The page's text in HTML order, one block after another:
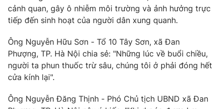
cảnh quan, gây ô nhiễm môi trường và ảnh hưởng trực
tiếp đến sinh hoạt của người dân xung quanh.
Ông Nguyễn Hữu Sơn - Tổ 10 Tây Sơn, xã Đan
Phượng, TP. Hà Nội chia sẻ: "Những lúc về buổi chiều,
người ta phun thuốc trừ sâu, chúng tôi ở phải đóng hết
cửa kính lại".
Ông Nguyễn Đăng Thịnh - Phó Chủ tịch UBND xã Đan